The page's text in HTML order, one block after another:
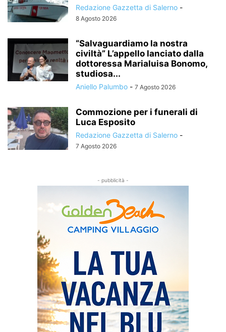
Redazione Gazzetta di Salerno -
8 Agosto 2026
“Salvaguardiamo la nostra
civiltà” L’appello lanciato dalla
dottoressa Marialuisa Bonomo,
studiosa...
Aniello Palumbo - 7 Agosto 2026
Commozione per i funerali di
Luca Esposito
Redazione Gazzetta di Salerno -
7 Agosto 2026
- pubblicità -